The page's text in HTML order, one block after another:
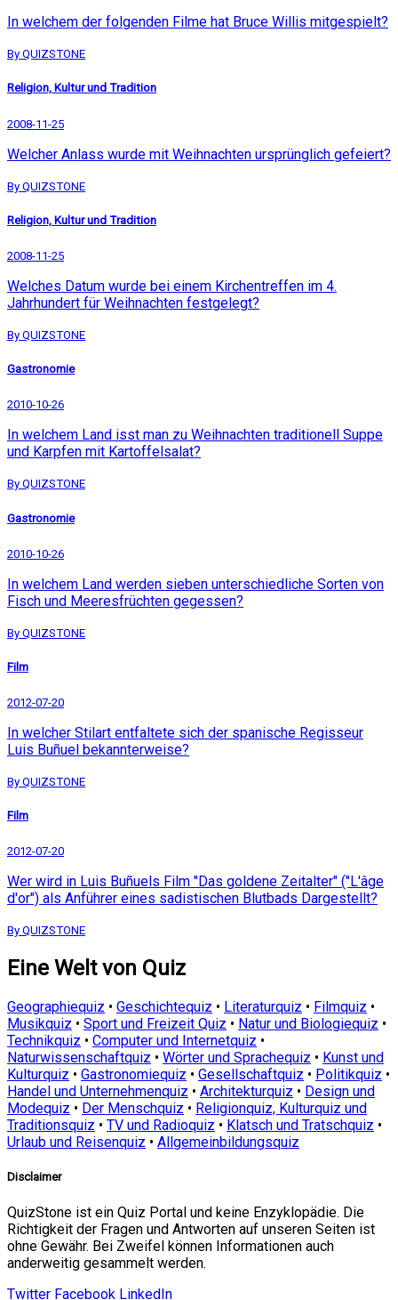
In welchem der folgenden Filme hat Bruce Willis mitgespielt?
By QUIZSTONE
Religion, Kultur und Tradition
2008-11-25
Welcher Anlass wurde mit Weihnachten ursprünglich gefeiert?
By QUIZSTONE
Religion, Kultur und Tradition
2008-11-25
Welches Datum wurde bei einem Kirchentreffen im 4.
Jahrhundert für Weihnachten festgelegt?
By QUIZSTONE
Gastronomie
2010-10-26
In welchem Land isst man zu Weihnachten traditionell Suppe
und Karpfen mit Kartoffelsalat?
By QUIZSTONE
Gastronomie
2010-10-26
In welchem Land werden sieben unterschiedliche Sorten von
Fisch und Meeresfrüchten gegessen?
By QUIZSTONE
Film
2012-07-20
In welcher Stilart entfaltete sich der spanische Regisseur
Luis Buñuel bekannterweise?
By QUIZSTONE
Film
2012-07-20
Wer wird in Luis Buñuels Film "Das goldene Zeitalter" ("L'âge
d'or") als Anführer eines sadistischen Blutbads Dargestellt?
By QUIZSTONE
Eine Welt von Quiz
Geographiequiz • Geschichtequiz • Literaturquiz • Filmquiz •
Musikquiz • Sport und Freizeit Quiz • Natur und Biologiequiz •
Technikquiz • Computer und Internetquiz •
Naturwissenschaftquiz • Wörter und Sprachequiz • Kunst und
Kulturquiz • Gastronomiequiz • Gesellschaftquiz • Politikquiz •
Handel und Unternehmenquiz • Architekturquiz • Design und
Modequiz • Der Menschquiz • Religionquiz, Kulturquiz und
Traditionsquiz • TV und Radioquiz • Klatsch und Tratschquiz •
Urlaub und Reisenquiz • Allgemeinbildungsquiz
Disclaimer
QuizStone ist ein Quiz Portal und keine Enzyklopädie. Die
Richtigkeit der Fragen und Antworten auf unseren Seiten ist
ohne Gewähr. Bei Zweifel können Informationen auch
anderweitig gesammelt werden.
Twitter Facebook LinkedIn